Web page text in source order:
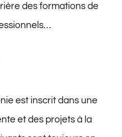
des formations de
est inscrit dans une
et des projets à la